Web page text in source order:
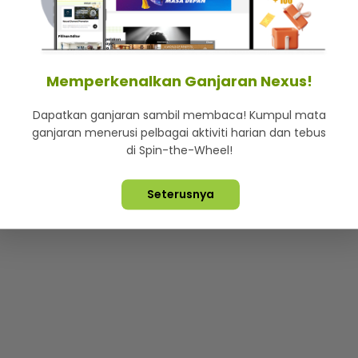
Lebih hot, viral dan sensasi
Terpelihara © 2026. Star Media Group Berhad [197101000523
Memperkenalkan Ganjaran Nexus!
Dapatkan ganjaran sambil membaca! Kumpul mata
ganjaran menerusi pelbagai aktiviti harian dan tebus
di Spin-the-Wheel!
Seterusnya